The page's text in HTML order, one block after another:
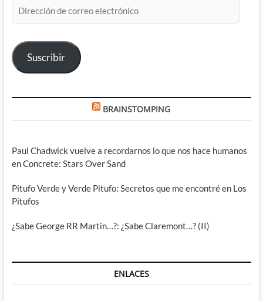
de
electrónico
Suscribir
BRAINSTOMPING
Paul Chadwick vuelve a recordarnos lo que nos hace humanos
en Concrete: Stars Over Sand
Pitufo Verde y Verde Pitufo: Secretos que me encontré en Los
Pitufos
¿Sabe George RR Martin…?: ¿Sabe Claremont…? (II)
ENLACES